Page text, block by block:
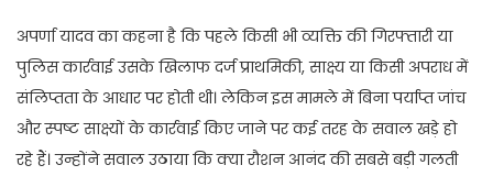
अपर्णा यादव का कहना है कि पहले किसी भी व्यक्ति की गिरफ्तारी या
पुलिस कार्रवाई उसके खिलाफ दर्ज प्राथमिकी, साक्ष्य या किसी अपराध में
संलिप्तता के आधार पर होती थी। लेकिन इस मामले में बिना पर्याप्त जांच
और स्पष्ट साक्ष्यों के कार्रवाई किए जाने पर कई तरह के सवाल खड़े हो
रहे हैं। उन्होंने सवाल उठाया कि क्या रौशन आनंद की सबसे बड़ी गलती